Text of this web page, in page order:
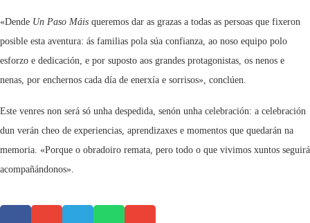
«Dende Un Paso Máis queremos dar as grazas a todas as persoas que fixeron
posible esta aventura: ás familias pola súa confianza, ao noso equipo polo
esforzo e dedicación, e por suposto aos grandes protagonistas, os nenos e
nenas, por enchernos cada día de enerxía e sorrisos», conclúen.
Este venres non será só unha despedida, senón unha celebración: a celebración
dun verán cheo de experiencias, aprendizaxes e momentos que quedarán na
memoria. «Porque o obradoiro remata, pero todo o que vivimos xuntos seguirá
acompañándonos».